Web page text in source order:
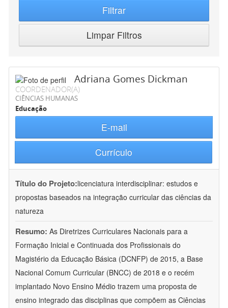
Filtrar
Limpar Filtros
Adriana Gomes Dickman
COORDENADOR(A)
CIÊNCIAS HUMANAS
Educação
E-mail
Currículo
Título do Projeto:licenciatura interdisciplinar: estudos e
propostas baseados na integração curricular das ciências da
natureza
Resumo: As Diretrizes Curriculares Nacionais para a
Formação Inicial e Continuada dos Profissionais do
Magistério da Educação Básica (DCNFP) de 2015, a Base
Nacional Comum Curricular (BNCC) de 2018 e o recém
implantado Novo Ensino Médio trazem uma proposta de
ensino integrado das disciplinas que compõem as Ciências